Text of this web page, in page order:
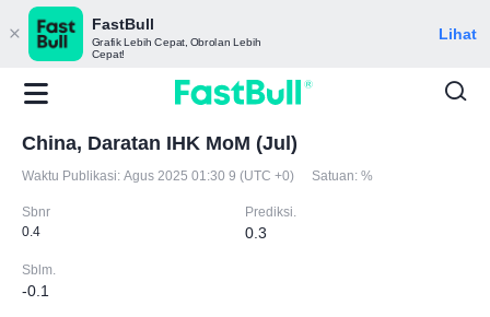
FastBull
Grafik Lebih Cepat, Obrolan Lebih
Cepat!
Lihat
China, Daratan IHK MoM (Jul)
Waktu Publikasi: Agus 2025 01:30 9 (UTC +0) Satuan: %
Sbnr
0.4
Prediksi.
0.3
Sblm.
-0.1